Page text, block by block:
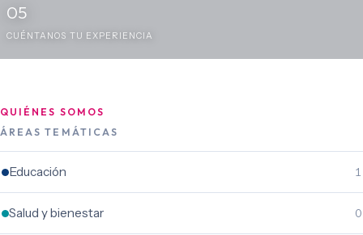
05
CUÉNTANOS TU EXPERIENCIA
QUIÉNES SOMOS
ÁREAS TEMÁTICAS
Educación 1
Salud y bienestar 0